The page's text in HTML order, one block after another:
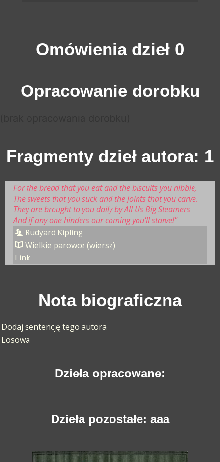
Omówienia dzieł 0
Opracowanie dorobku
Fragmenty dzieł autora: 1
For the bread that you eat and the biscuits you nibble,
The sweets that you suck and the joints that you carve,
They are brought to you daily by All Us Big Steamers
And if any one hinders our coming you'll starve!"
Rudyard Kipling
Wielkie parowce (wiersz)
Link
Nota biograficzna
Dodaj sentencję tego autora
Losowa
Dzieła opracowane:
Dzieła pozostałe: aaa